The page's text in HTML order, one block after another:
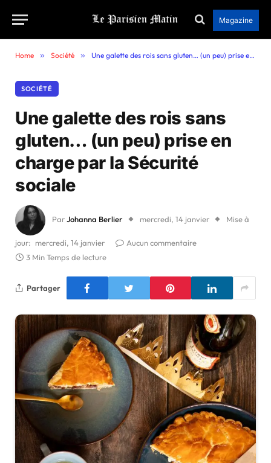
Magazine
Home » Société » Une galette des rois sans gluten… (un peu) prise en charge par la Sécurité sociale
SOCIÉTÉ
Une galette des rois sans
gluten… (un peu) prise en
charge par la Sécurité
sociale
ParJohanna Berlier mercredi, 14 janvier Mise à
jour: mercredi, 14 janvier
Aucun commentaire
3 Min Temps de lecture
Partager